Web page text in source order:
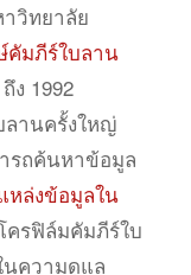
วิทยาลัย
คัมภีร์ใบลาน
ง 1992
ลานครั้งใหญ่
รถค้นหาข้อมูล
หล่งข้อมูลใน
รฟิล์มคัมภีร์ใบ
ความดูแล